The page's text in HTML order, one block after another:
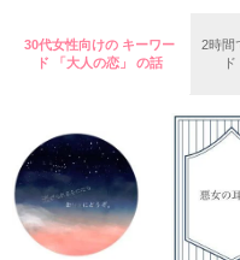
＊以前、公開していた話の
いた。
守と由羅から『便利屋雛
た上、同居まで提案してき
鷹哉『宜しくな、俺の雛子
雛子『俺の……ひぃ、雛子
シゴデキで冷徹な上司が
30代女性向けの キーワー
ド 「大人の恋」 の話
2時間